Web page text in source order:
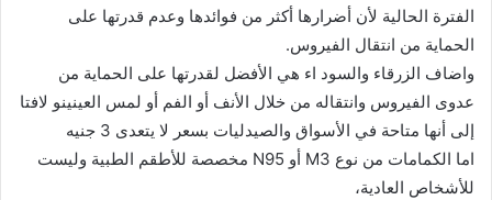
الفترة الحالية لأن أضرارها أكثر من فوائدها وعدم قدرتها على
الحماية من انتقال الفيروس.
واضاف الزرقاء والسود اء هي الأفضل لقدرتها على الحماية من
عدوى الفيروس وانتقاله من خلال الأنف أو الفم أو لمس العينينو لافتا
إلى أنها متاحة في الأسواق والصيدليات بسعر لا يتعدى 3 جنيه
اما الكمامات من نوع M3 أو N95 مخصصة للأطقم الطبية وليست
للأشخاص العادية،